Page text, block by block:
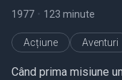
1977 • 123 minute
Acțiune Aventuri
Când prima misiune